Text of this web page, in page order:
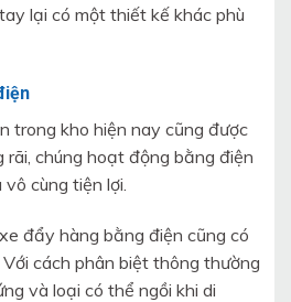
lại có một thiết kế khác phù
trong kho hiện nay cũng được
rãi, chúng hoạt động bằng điện
cùng tiện lợi.
đẩy hàng bằng điện cũng có
cách phân biệt thông thường
và loại có thể ngồi khi di